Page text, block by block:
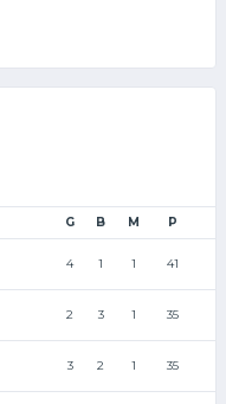
G B M P
4 1 1 41
2 3 1 35
3 2 1 35